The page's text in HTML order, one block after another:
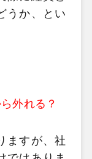
うか、とい
外れる？
ますが、社